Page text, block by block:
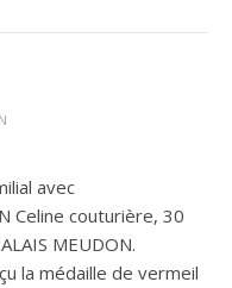
avec
Celine couturière, 30
MEUDON.
la médaille de vermeil